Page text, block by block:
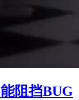
阻挡BUG